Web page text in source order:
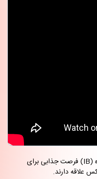
به‌دست آوردن نقش یک کارگزار معرفی‌کننده (IB) فرصت جذابی برای
علاقه دارند.